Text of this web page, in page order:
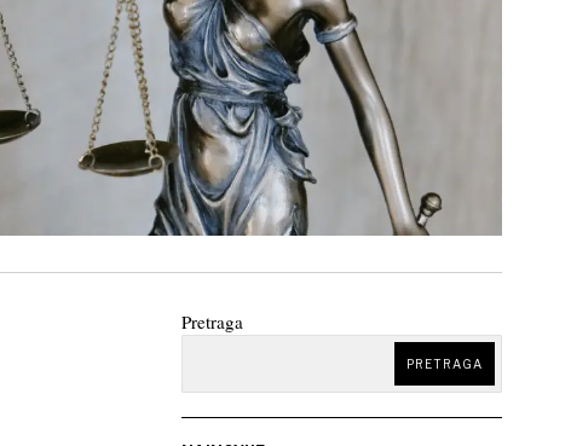
Pretraga
PRETRAGA